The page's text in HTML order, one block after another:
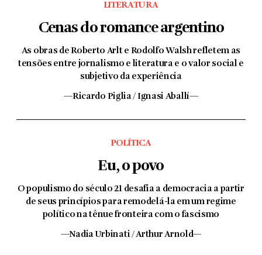
LITERATURA
Cenas do romance argentino
As obras de Roberto Arlt e Rodolfo Walsh refletem as
tensões entre jornalismo e literatura e o valor social e
subjetivo da experiência
—Ricardo Piglia / Ignasi Aballí—
POLÍTICA
Eu, o povo
O populismo do século 21 desafia a democracia a partir
de seus princípios para remodelá-la em um regime
político na tênue fronteira com o fascismo
—Nadia Urbinati / Arthur Arnold—